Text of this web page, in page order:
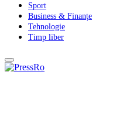
Sport
Business & Finanțe
Tehnologie
Timp liber